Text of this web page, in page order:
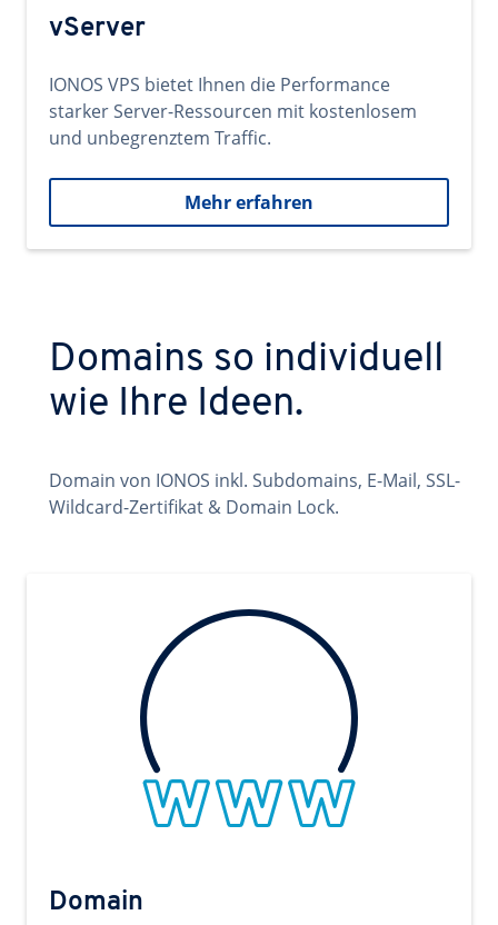
vServer
IONOS VPS bietet Ihnen die Performance
starker Server-Ressourcen mit kostenlosem
und unbegrenztem Traffic.
Mehr erfahren
Domains so individuell
wie Ihre Ideen.
Domain von IONOS inkl. Subdomains, E-Mail, SSL-
Wildcard-Zertifikat & Domain Lock.
Domain